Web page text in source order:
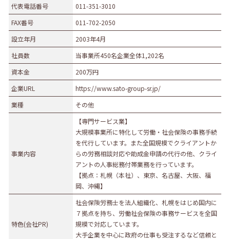
代表電話番号
011-351-3010
FAX番号
011-702-2050
設立年月
2003年4月
社員数
当事業所450名企業全体1,202名
資本金
200万円
企業URL
https://www.sato-group-sr.jp/
業種
その他
事業内容
【専門サービス業】
大規模事業所に特化して労働・社会保険の事務手続
を代行しています。また全国規模でクライアントか
らの労務相談対応や助成金申請の代行の他、クライ
アントの人事総務付帯業務を行っています。
【拠点：札幌（本社）、東京、名古屋、大阪、福
岡、沖縄】
特色(会社PR)
社会保険労務士を法人組織化、札幌をはじめ国内に
７拠点を持ち、労働社会保険の事務サービスを全国
規模で対応しています。
大手企業を中心に政府の仕事も受注するなど信頼と